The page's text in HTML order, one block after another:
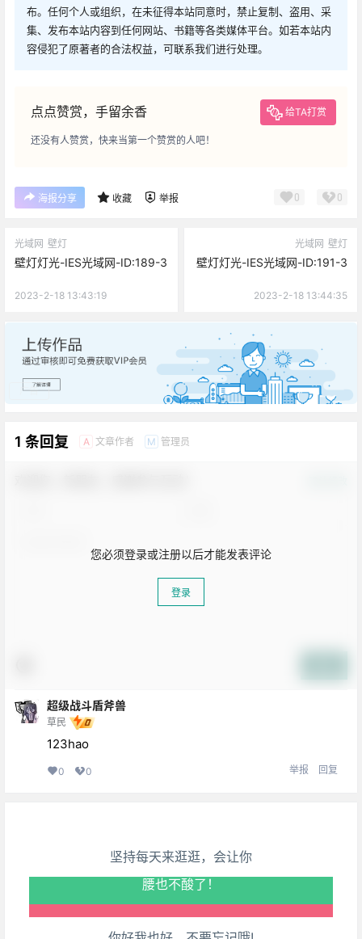
布。任何个人或组织，在未征得本站同意时，禁止复制、盗用、采
集、发布本站内容到任何网站、书籍等各类媒体平台。如若本站内
容侵犯了原著者的合法权益，可联系我们进行处理。
点点赞赏，手留余香 给TA打赏
还没有人赞赏，快来当第一个赞赏的人吧！
海报分享 收藏 举报 0 0
光域网 壁灯
壁灯灯光-IES光域网-ID:189-3
2023-2-18 13:43:19
光域网 壁灯
壁灯灯光-IES光域网-ID:191-3
2023-2-18 13:44:35
广告
1 条回复 A 文章作者 M 管理员
您必须登录或注册以后才能发表评论
登录
超级战斗盾斧兽
草民
123hao
0 0 举报 回复
坚持每天来逛逛，会让你
腿也不痛了！